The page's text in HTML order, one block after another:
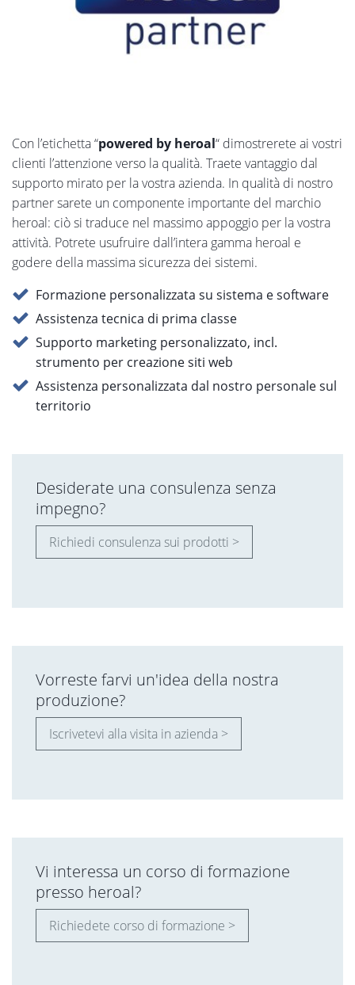
Con l’etichetta “powered by heroal“ dimostrerete ai vostri
clienti l’attenzione verso la qualità. Traete vantaggio dal
supporto mirato per la vostra azienda. In qualità di nostro
partner sarete un componente importante del marchio
heroal: ciò si traduce nel massimo appoggio per la vostra
attività. Potrete usufruire dall’intera gamma heroal e
godere della massima sicurezza dei sistemi.
Formazione personalizzata su sistema e software
Assistenza tecnica di prima classe
Supporto marketing personalizzato, incl.
strumento per creazione siti web
Assistenza personalizzata dal nostro personale sul
territorio
Desiderate una consulenza senza
impegno?
Richiedi consulenza sui prodotti >
Vorreste farvi un'idea della nostra
produzione?
Iscrivetevi alla visita in azienda >
Vi interessa un corso di formazione
presso heroal?
Richiedete corso di formazione >